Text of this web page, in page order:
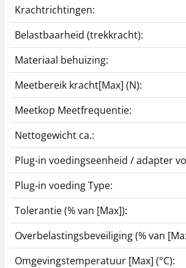
Schroefspanklem
SAUTER AE 500
175,50 €
212,36 € incl. btw.
Huls SAUTER AFM 23
16,20 €
19,60 € incl. btw.
Krachtrichtingen:
Belastbaarheid (trekkracht):
Materiaal behuizing:
Meetbereik kracht[Max] (N):
Meetkop Meetfrequentie:
Nettogewicht ca.:
Plug-in voedingseenheid / adapter
Plug-in voeding Type:
Tolerantie (% van [Max]):
Overbelastingsbeveiliging (% van
Omgevingstemperatuur [Max] (°C):